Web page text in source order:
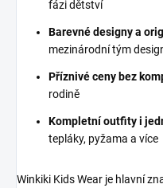
fázi dětství
Barevné designy a
mezinárodní tým
Příznivé ceny bez
rodině
Kompletní outfity i
tepláky, pyžama a více
Winkiki Kids Wear je hlavní